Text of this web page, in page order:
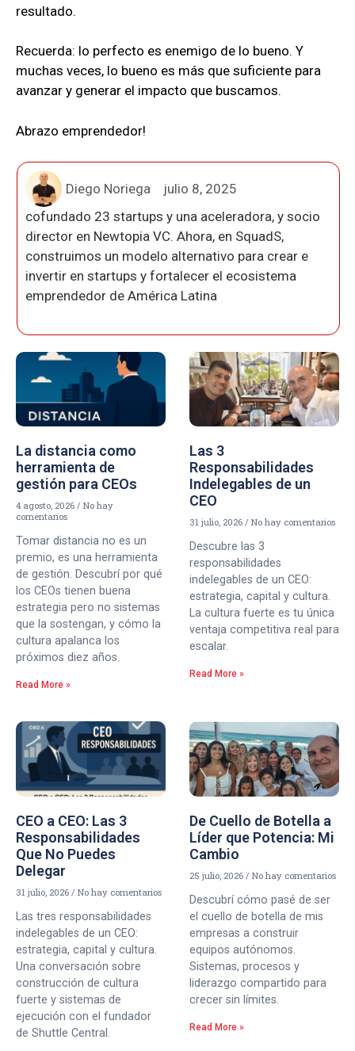
resultado.
Recuerda: lo perfecto es enemigo de lo bueno. Y
muchas veces, lo bueno es más que suficiente para
avanzar y generar el impacto que buscamos.
Abrazo emprendedor!
Diego Noriega
julio 8, 2025
cofundado 23 startups y una aceleradora, y socio
director en Newtopia VC. Ahora, en SquadS,
construimos un modelo alternativo para crear e
invertir en startups y fortalecer el ecosistema
emprendedor de América Latina
La distancia como
herramienta de
gestión para CEOs
4 agosto, 2026
No hay
comentarios
Tomar distancia no es un
premio, es una herramienta
de gestión. Descubrí por qué
los CEOs tienen buena
estrategia pero no sistemas
que la sostengan, y cómo la
cultura apalanca los
próximos diez años.
Read More »
Las 3
Responsabilidades
Indelegables de un
CEO
31 julio, 2026 No hay comentarios
Descubre las 3
responsabilidades
indelegables de un CEO:
estrategia, capital y cultura.
La cultura fuerte es tu única
ventaja competitiva real para
escalar.
Read More »
CEO a CEO: Las 3
Responsabilidades
Que No Puedes
Delegar
31 julio, 2026 No hay comentarios
Las tres responsabilidades
indelegables de un CEO:
estrategia, capital y cultura.
Una conversación sobre
construcción de cultura
fuerte y sistemas de
ejecución con el fundador
de Shuttle Central.
De Cuello de Botella a
Líder que Potencia: Mi
Cambio
25 julio, 2026 No hay comentarios
Descubrí cómo pasé de ser
el cuello de botella de mis
empresas a construir
equipos autónomos.
Sistemas, procesos y
liderazgo compartido para
crecer sin límites.
Read More »